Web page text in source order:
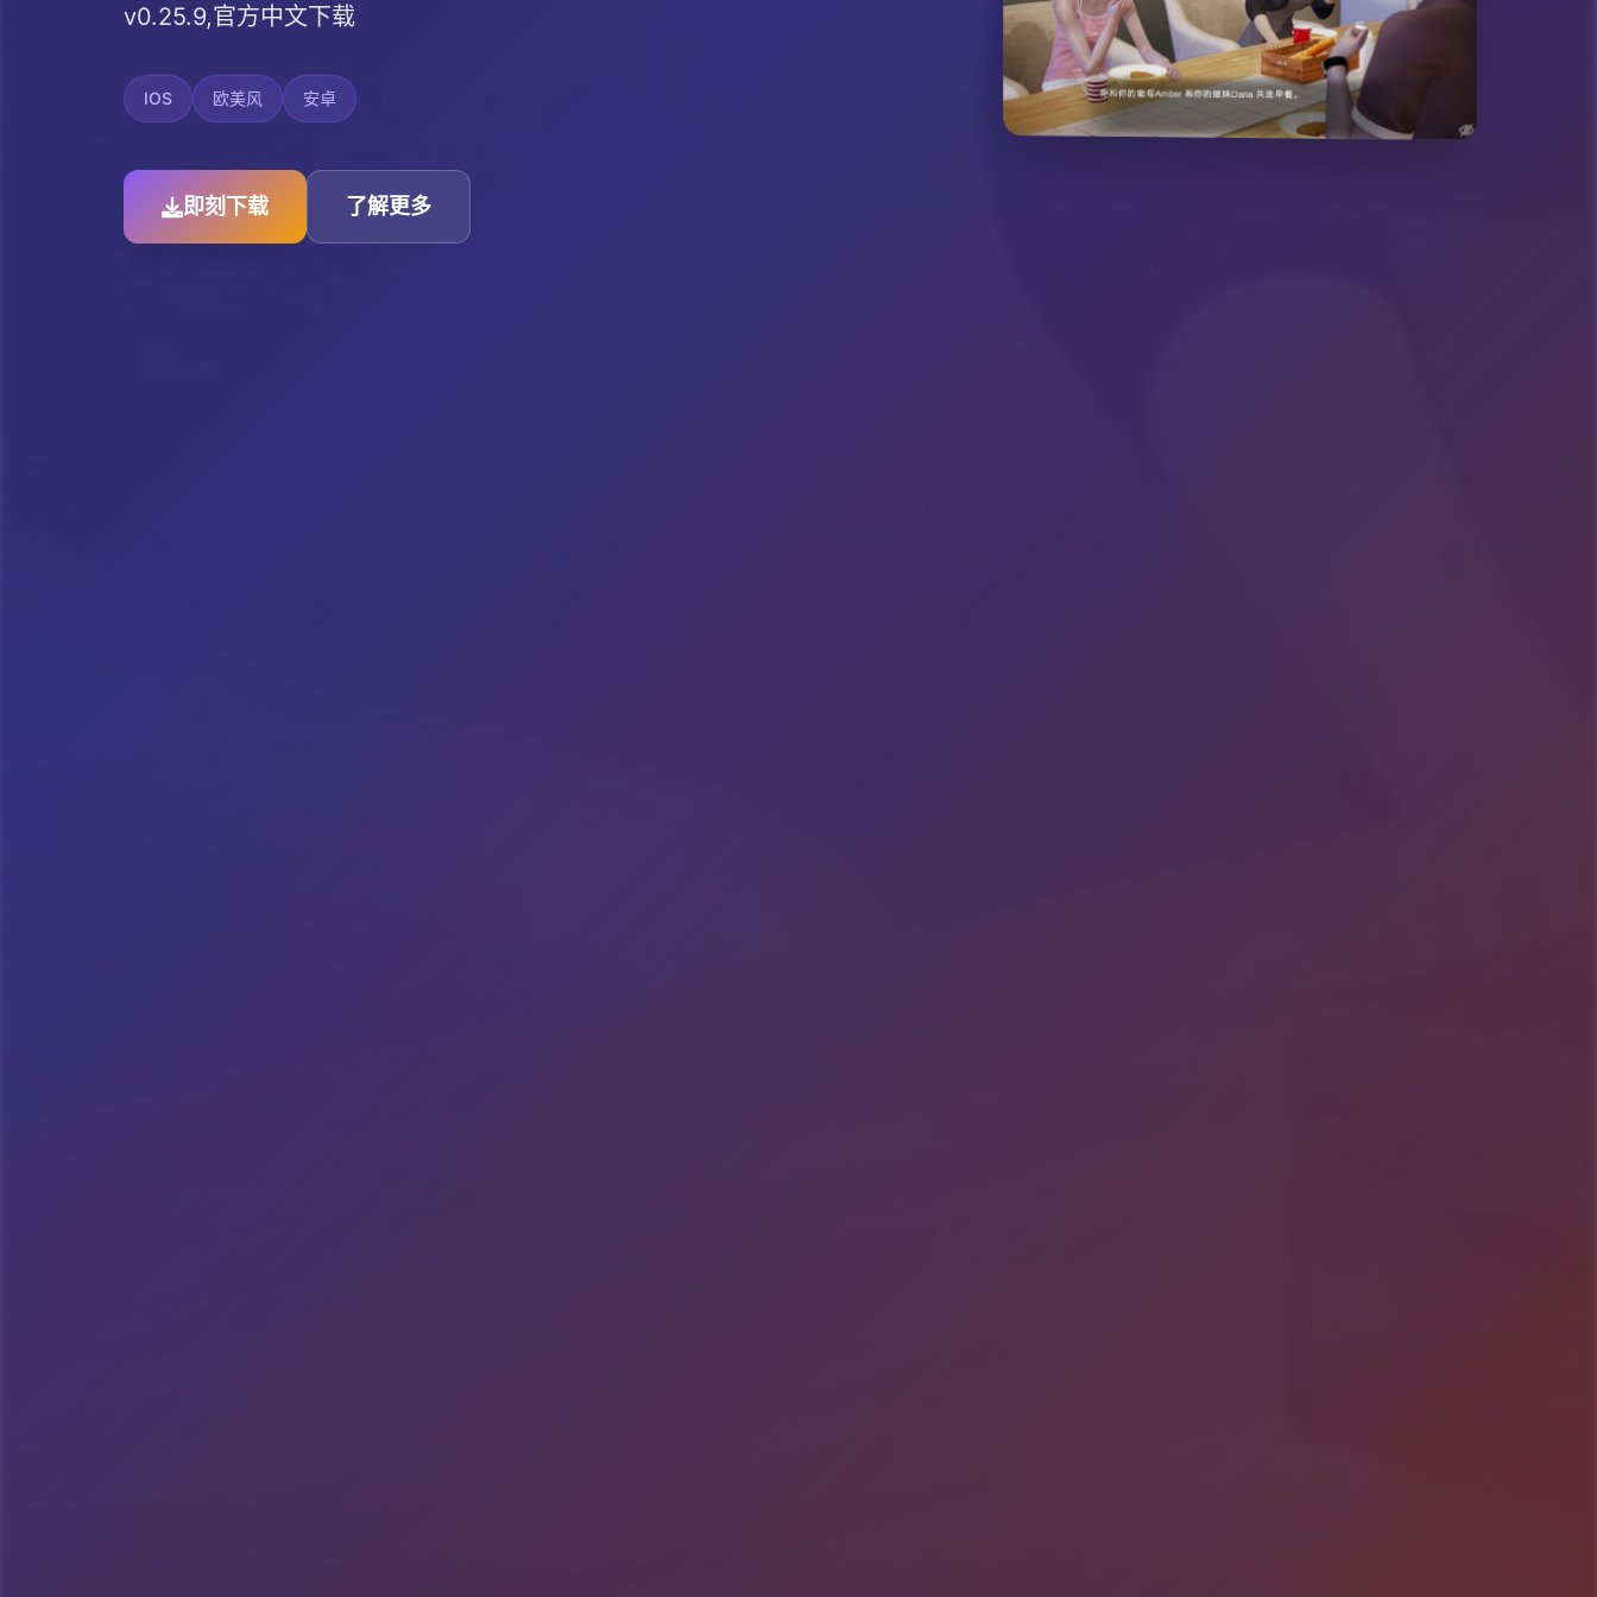
v0.25.9,官方中文下载
IOS 欧美风 安卓
即刻下载 了解更多